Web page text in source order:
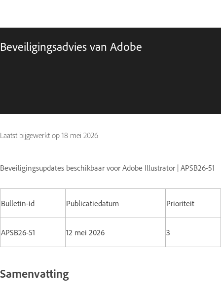
Beveiligingsadvies van Adobe
Laatst bijgewerkt op 18 mei 2026
Beveiligingsupdates beschikbaar voor Adobe Illustrator | APSB26-51
Bulletin-id Publicatiedatum Prioriteit
APSB26-51 12 mei 2026 3
Samenvatting